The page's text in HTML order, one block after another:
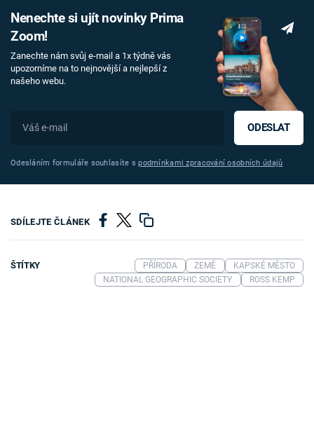
Nenechte si ujít novinky Prima
Zoom!
Zanechte nám svůj e-mail a 1x týdně vás
upozorníme na to nejnovější a nejlepší z
našeho webu.
ODESLAT
Odesláním formuláře souhlasíte spodmínkami zpracování osobních údajů
SDÍLEJTE ČLÁNEK
ŠTÍTKY PŘÍRODA ZEMĚ
KAPSKÉ MĚSTO
NATIONAL GEOGRAPHIC SOCIETY
ROSS KEMP